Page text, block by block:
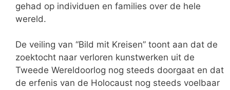
gehad op individuen en families over de hele
wereld.
De veiling van “Bild mit Kreisen” toont aan dat de
zoektocht naar verloren kunstwerken uit de
Tweede Wereldoorlog nog steeds doorgaat en dat
de erfenis van de Holocaust nog steeds voelbaar